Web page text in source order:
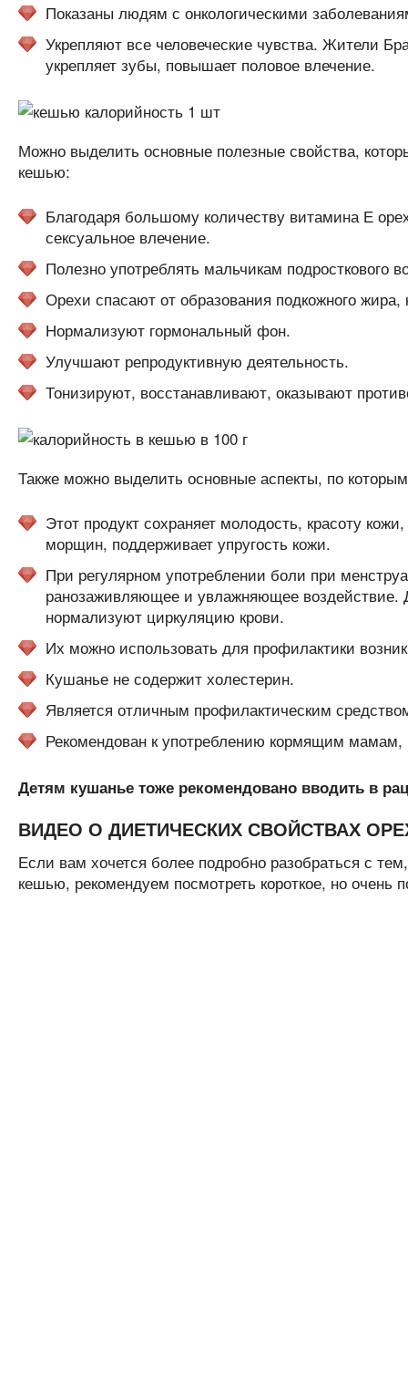
Показаны людям с онкологическими
Укрепляют все человеческие чувства. Жители
укрепляет зубы, повышает половое влечение.
Можно выделить основные полезные свойства,
кешью:
Благодаря большому количеству витамина Е
сексуальное влечение.
Полезно употреблять мальчикам подросткового
Орехи спасают от образования подкожного
Нормализуют гормональный фон.
Улучшают репродуктивную деятельность.
Тонизируют, восстанавливают, оказывают
Также можно выделить основные аспекты, по
Этот продукт сохраняет молодость, красоту
морщин, поддерживает упругость кожи.
При регулярном употреблении боли при
ранозаживляющее и увлажняющее
нормализуют циркуляцию крови.
Их можно использовать для профилактики
Кушанье не содержит холестерин.
Является отличным профилактическим
Рекомендован к употреблению кормящим
Детям кушанье тоже рекомендовано вводить в
ВИДЕО О ДИЕТИЧЕСКИХ СВОЙСТВАХ
Если вам хочется более подробно разобраться с
кешью, рекомендуем посмотреть короткое, но очень